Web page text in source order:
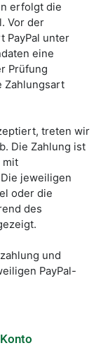
erfolgt die
Vor der
PayPal unter
eine
Prüfung
Zahlungsart
treten wir
Die Zahlung ist
mit
jeweiligen
oder die
des
und
PayPal-